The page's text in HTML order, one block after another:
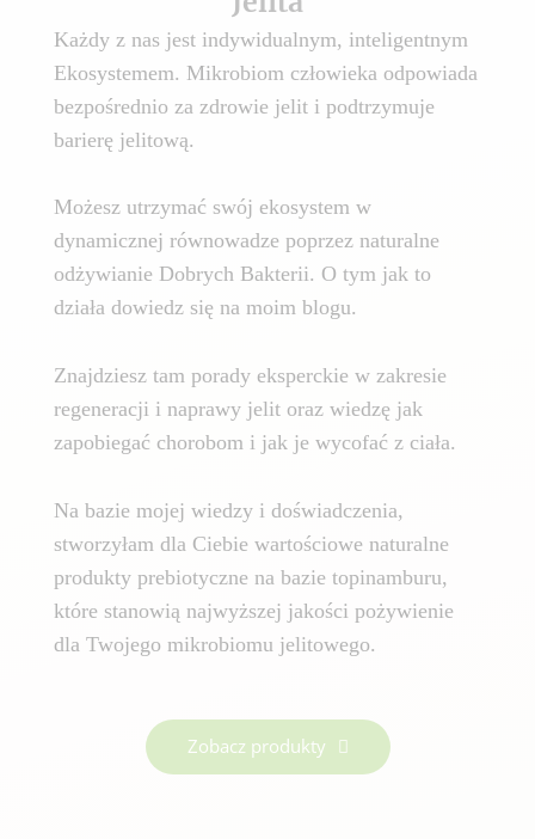
Każdy z nas jest indywidualnym, inteligentnym
Ekosystemem. Mikrobiom człowieka odpowiada
bezpośrednio za zdrowie jelit i podtrzymuje
barierę jelitową.
Możesz utrzymać swój ekosystem w
dynamicznej równowadze poprzez naturalne
odżywianie Dobrych Bakterii. O tym jak to
działa dowiedz się na moim blogu.
Znajdziesz tam porady eksperckie w zakresie
regeneracji i naprawy jelit oraz wiedzę jak
zapobiegać chorobom i jak je wycofać z ciała.
Na bazie mojej wiedzy i doświadczenia,
stworzyłam dla Ciebie wartościowe naturalne
produkty prebiotyczne na bazie topinamburu,
które stanowią najwyższej jakości pożywienie
dla Twojego mikrobiomu jelitowego.
Zobacz produkty